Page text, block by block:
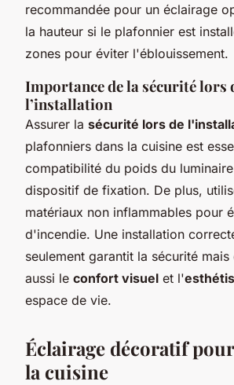
recommandée pour un éclairage
la hauteur si le plafonnier est
zones pour éviter l'éblouissement.
Importance de la sécurité lors
l’installation
Assurer la sécurité lors de
plafonniers dans la cuisine est
compatibilité du poids du
dispositif de fixation. De plus,
matériaux non inflammables pour
d'incendie. Une installation
seulement garantit la sécurité
aussi le confort visuel et l'
espace de vie.
Éclairage décoratif
la cuisine